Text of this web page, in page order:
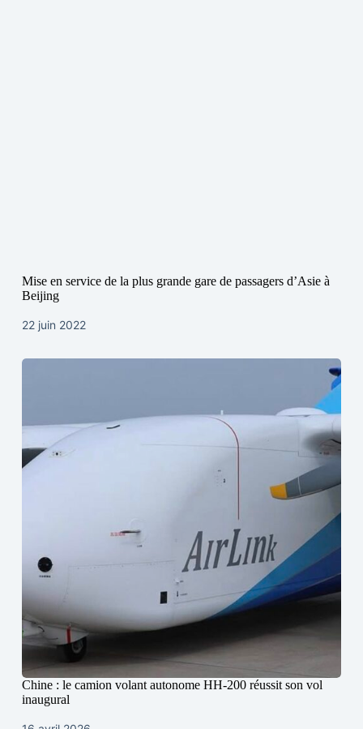
Mise en service de la plus grande gare de passagers d’Asie à
Beijing
22 juin 2022
Chine : le camion volant autonome HH-200 réussit son vol
inaugural